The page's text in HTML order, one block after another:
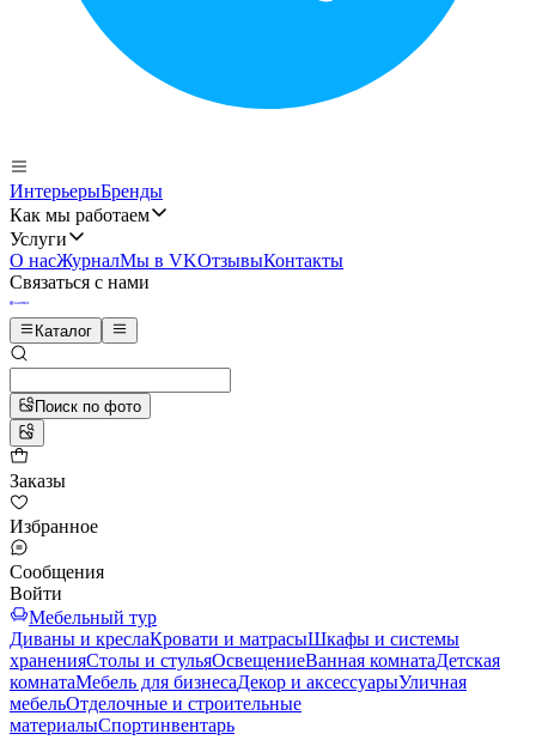
ИнтерьерыБренды
Как мы работаем
Услуги
О насЖурналМы в VKОтзывыКонтакты
Связаться с нами
Каталог
Поиск по фото
Заказы
Избранное
Сообщения
Войти
Мебельный тур
Диваны и креслаКровати и матрасыШкафы и системы
храненияСтолы и стульяОсвещениеВанная комнатаДетская
комнатаМебель для бизнесаДекор и аксессуарыУличная
мебельОтделочные и строительные
материалыСпортинвентарь